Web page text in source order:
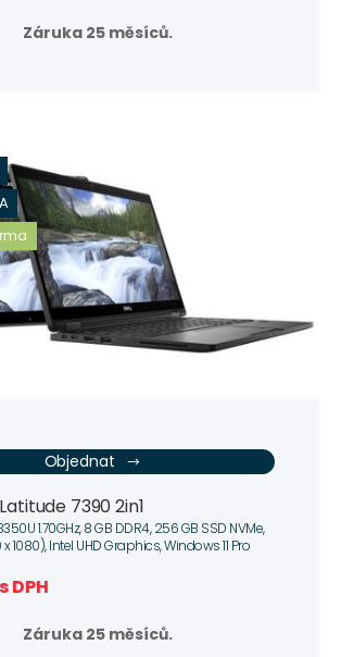
Záruka 25 měsíců.
Objednat
Latitude 7390 2in1
1.70GHz, 8 GB DDR4, 256 GB SSD NVMe,
x 1080), Intel UHD Graphics, Windows 11 Pro
DPH
Záruka 25 měsíců.